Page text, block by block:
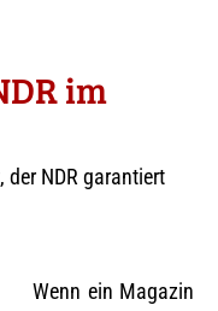
im
NDR garantiert
Wenn ein Magazin